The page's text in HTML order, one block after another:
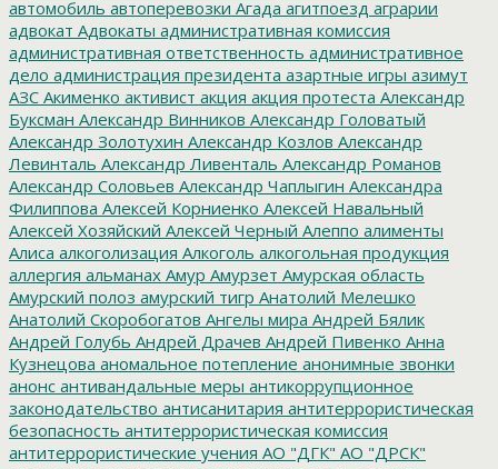
автомобиль автоперевозки Агада агитпоезд аграрии
адвокат Адвокаты административная комиссия
административная ответственность административное
дело администрация президента азартные игры азимут
АЗС Акименко активист акция акция протеста Александр
Буксман Александр Винников Александр Головатый
Александр Золотухин Александр Козлов Александр
Левинталь Александр Ливенталь Александр Романов
Александр Соловьев Александр Чаплыгин Александра
Филиппова Алексей Корниенко Алексей Навальный
Алексей Хозяйский Алексей Черный Алеппо алименты
Алиса алкоголизация Алкоголь алкогольная продукция
аллергия альманах Амур Амурзет Амурская область
Амурский полоз амурский тигр Анатолий Мелешко
Анатолий Скоробогатов Ангелы мира Андрей Бялик
Андрей Голубь Андрей Драчев Андрей Пивенко Анна
Кузнецова аномальное потепление анонимные звонки
анонс антивандальные меры антикоррупционное
законодательство антисанитария антитеррористическая
безопасность антитеррористическая комиссия
антитеррористические учения АО "ДГК" АО "ДРСК"